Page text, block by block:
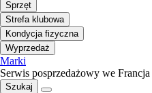
Sprzęt
Strefa klubowa
Kondycja fizyczna
Wyprzedaż
Marki
Serwis posprzedażowy we Francja
Szukaj